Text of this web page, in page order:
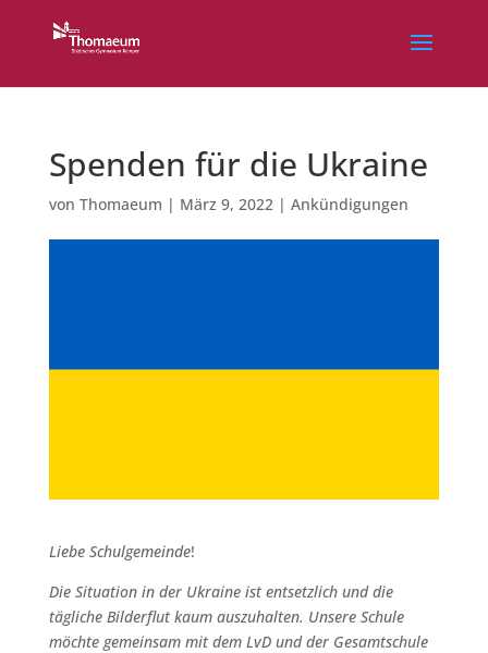
Spenden für die Ukraine
von Thomaeum | März 9, 2022| Ankündigungen
Liebe Schulgemeinde!
Die Situation in der Ukraine ist entsetzlich und die
tägliche Bilderflut kaum auszuhalten. Unsere Schule
möchte gemeinsam mit dem LvD und der Gesamtschule